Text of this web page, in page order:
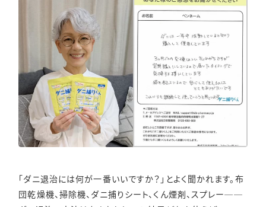
「ダニ退治には何が一番いいですか？」とよく聞かれます。布
団乾燥機、掃除機、ダニ捕りシート、くん煙剤、スプレー──